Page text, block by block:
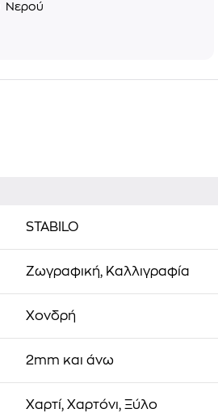
Νερού
STABILO
Ζωγραφική, Καλλιγραφία
Χονδρή
2mm και άνω
Χαρτί, Χαρτόνι, Ξύλο